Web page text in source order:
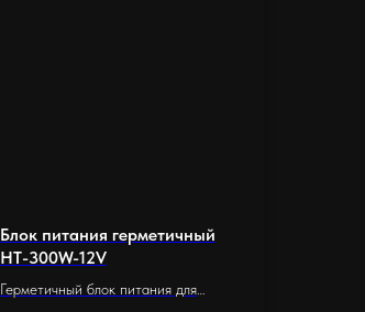
Блок питания герметичный
HT-300W-12V
Герметичный блок питания для